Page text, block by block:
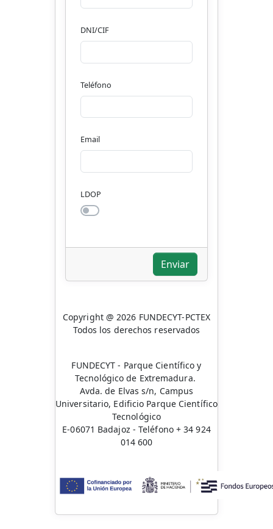
DNI/CIF
Teléfono
Email
LDOP
Enviar
Copyright @ 2026 FUNDECYT-PCTEX
Todos los derechos reservados
FUNDECYT - Parque Científico y
Tecnológico de Extremadura.
Avda. de Elvas s/n, Campus
Universitario, Edificio Parque Científico
Tecnológico
E-06071 Badajoz - Teléfono + 34 924
014 600